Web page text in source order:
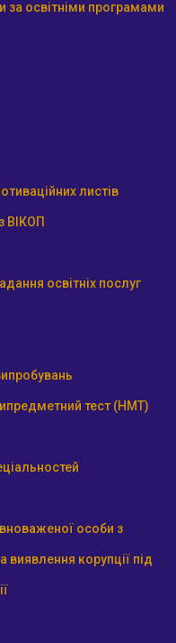
за освітніми програмами
листів
ВІКОП
освітніх послуг
тест (НМТ)
особи з
виявлення корупції під